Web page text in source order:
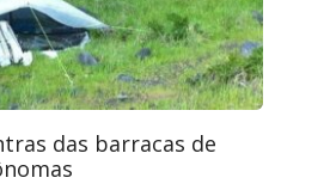
das barracas de